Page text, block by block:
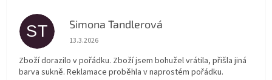
ST Simona Tandlerová
Hodnocení obchodu je 5 z 5 hvězdiček.
13.3.2026
Zboží dorazilo v pořádku. Zboží jsem bohužel vrátila, přišla jiná
barva sukně. Reklamace proběhla v naprostém pořádku.